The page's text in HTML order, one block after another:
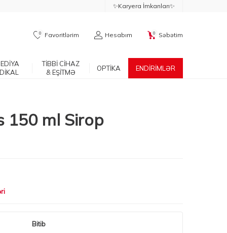
✨Karyera İmkanları✨
0 Favoritlərim Hesabım 0 Səbətim
TİBBİ CİHAZ
& EŞİTMƏ
OPTİKA ENDİRİMLƏR
150 ml Sirop
Bitib